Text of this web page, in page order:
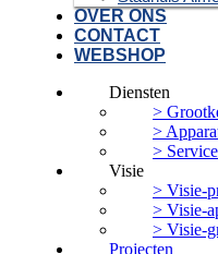
OVER ONS
CONTACT
WEBSHOP
Diensten
>
>
>
Visie
> Visie-
> Visie-
> Visie-
Projecten